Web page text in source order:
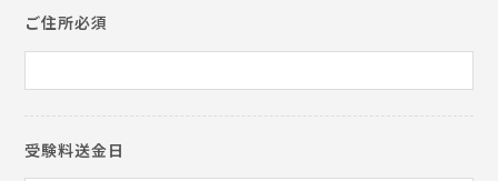
ご住所必須
受験料送金日